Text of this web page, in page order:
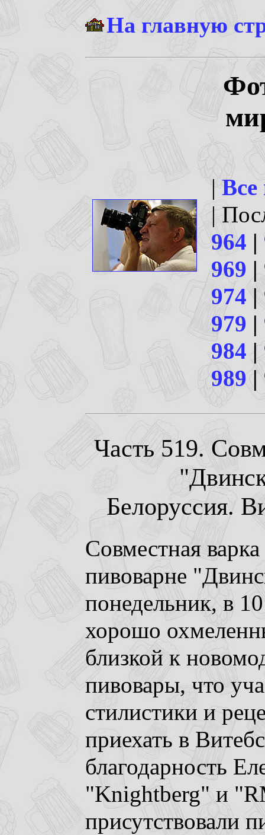
На главную
|
|
964 |
969 |
974|
979 |
984 |
989|
Часть 519.
Белоруссия.
Совместная
пивоварне
понедельник, в
хорошо
близкой к
пивовары, что
стилистики и
приехать в
благодарность
"Knightberg" и
присутствовали